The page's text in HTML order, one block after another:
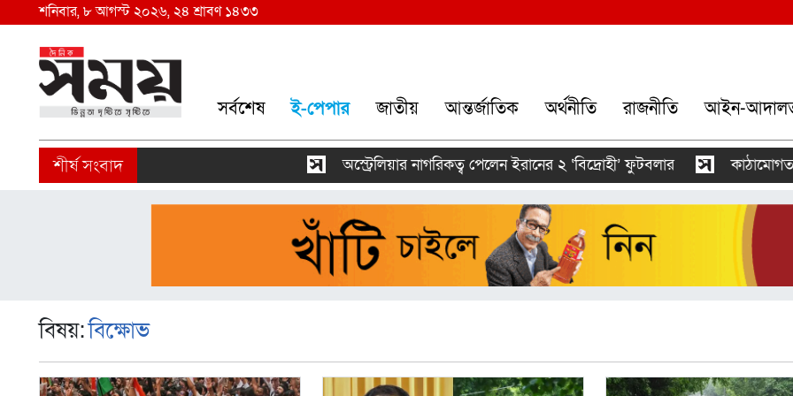
শনিবার, ৮ আগস্ট ২০২৬, ২৪ শ্রাবণ ১৪৩৩
সর্বশেষ ই-পেপার জাতীয় আন্তর্জাতিক অর্থনীতি রাজনীতি আইন-
অস্ট্রেলিয়ার নাগরিকত্ব পেলেন ইরানের ২ ‘বিদ্রোহী’ ফুটবলার কাঠামোগত
বিষয়:বিক্ষোভ